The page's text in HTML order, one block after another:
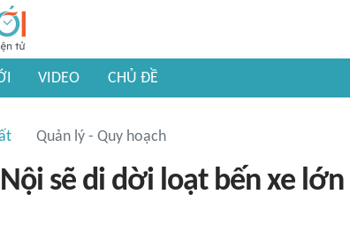
VIDEO CHỦ ĐỀ
Quản lý - Quy hoạch
sẽ di dời loạt bến xe